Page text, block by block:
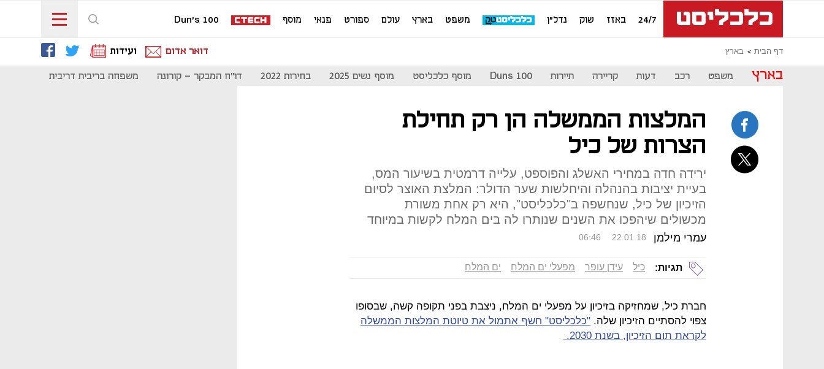
24/7 באזז שוק נדל"ן משפט בארץ עולם ספורט פנאי מוסף Dun's 100
דף הבית בארץ דואר אדום ועידות
בארץ משפט רכב דעות קריירה תיירות Duns 100 מוסף כלכליסט מוסף נשים 2025 בחירות 2022 דו"ח המבקר - קורונה משפחה בריבית דריבית
המלצות הממשלה הן רק תחילת
הצרות של כיל
ירידה חדה במחירי האשלג והפוספט, עלייה דרמטית בשיעור המס,
בעיית יציבות בהנהלה והיחלשות שער הדולר: המלצת האוצר לסיום
הזיכיון של כיל, שנחשפה ב"כלכליסט", היא רק אחת משורת
מכשולים שיהפכו את השנים שנותרו לה בים המלח לקשות במיוחד
עמרי מילמן 06:46 22.01.18
תגיות: כיל עידן עופר מפעלי ים המלח ים המלח
חברת כיל, שמחזיקה בזיכיון על מפעלי ים המלח, ניצבת בפני תקופה קשה, שבסופו
צפוי להסתיים הזיכיון שלה. "כלכליסט" חשף אתמול את טיוטת המלצות הממשלה
לקראת תום הזיכיון, בשנת 2030.